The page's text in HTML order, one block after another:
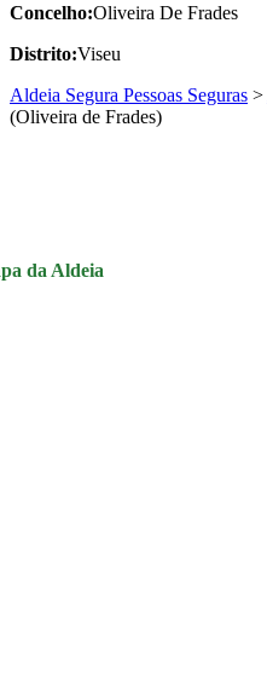
Concelho:Oliveira De Frades
Distrito:Viseu
Aldeia Segura Pessoas Seguras >
(Oliveira de Frades)
da Aldeia